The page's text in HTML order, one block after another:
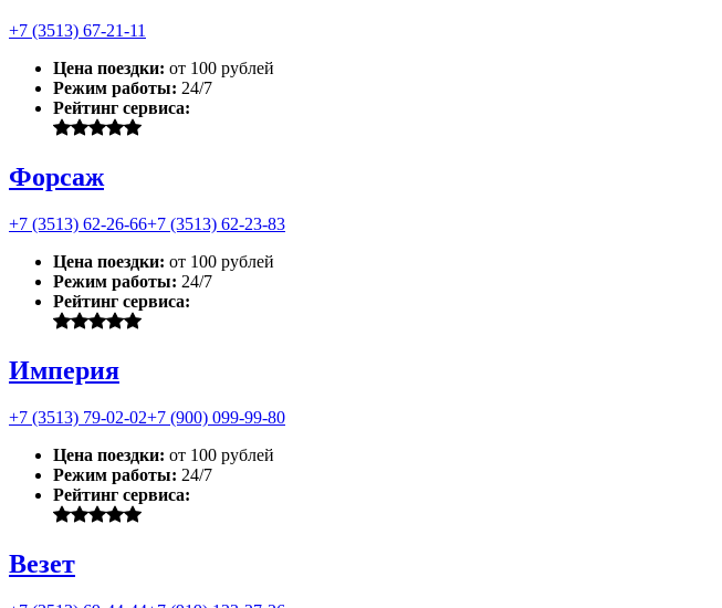
+7 (3513) 67-21-11
Цена поездки: от 100 рублей
Режим работы: 24/7
Рейтинг сервиса:
Форсаж
+7 (3513) 62-26-66+7 (3513) 62-23-83
Цена поездки: от 100 рублей
Режим работы: 24/7
Рейтинг сервиса:
Империя
+7 (3513) 79-02-02+7 (900) 099-99-80
Цена поездки: от 100 рублей
Режим работы: 24/7
Рейтинг сервиса:
Везет